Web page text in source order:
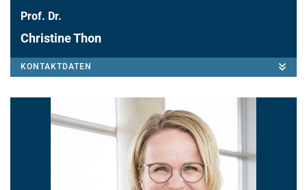
Prof. Dr.
Christine Thon
KONTAKTDATEN